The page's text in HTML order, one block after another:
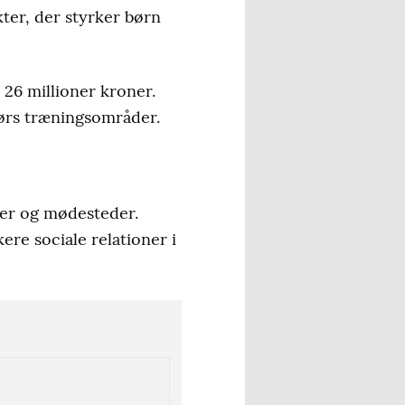
der styrker børn
millioner kroner.
træningsområder.
og mødesteder.
sociale relationer i